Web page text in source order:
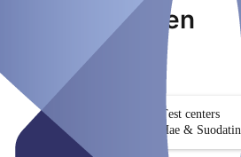
Wertingen
Test centers
Hae & Suodatin